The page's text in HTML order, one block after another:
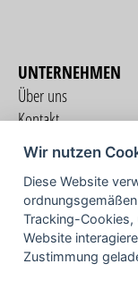
UNTERNEHMEN
Über uns
Kontakt
Nutzungsbedingungen
Datenschutzerklärung
Impressum
Wir nutzen
Diese Website
Tracking-Cookies,
Website
Zustimmung